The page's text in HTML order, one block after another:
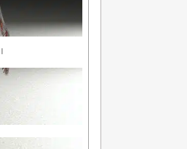
|